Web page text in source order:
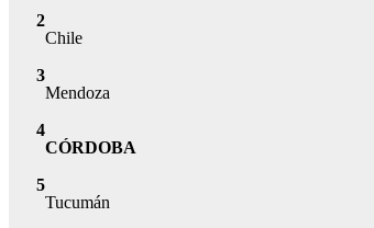
2
Chile
3
Mendoza
4
CÓRDOBA
5
Tucumán